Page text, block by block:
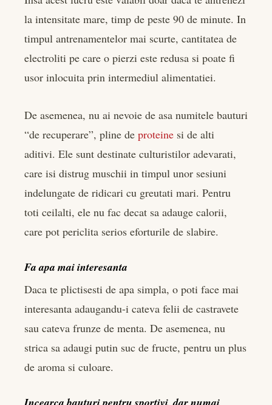
la intensitate mare, timp de peste 90 de minute. In
timpul antrenamentelor mai scurte, cantitatea de
electroliti pe care o pierzi este redusa si poate fi
usor inlocuita prin intermediul alimentatiei.
De asemenea, nu ai nevoie de asa numitele bauturi
“de recuperare”, pline de proteine si de alti
aditivi. Ele sunt destinate culturistilor adevarati,
care isi distrug muschii in timpul unor sesiuni
indelungate de ridicari cu greutati mari. Pentru
toti ceilalti, ele nu fac decat sa adauge calorii,
care pot periclita serios eforturile de slabire.
Fa apa mai interesanta
Daca te plictisesti de apa simpla, o poti face mai
interesanta adaugandu-i cateva felii de castravete
sau cateva frunze de menta. De asemenea, nu
strica sa adaugi putin suc de fructe, pentru un plus
de aroma si culoare.